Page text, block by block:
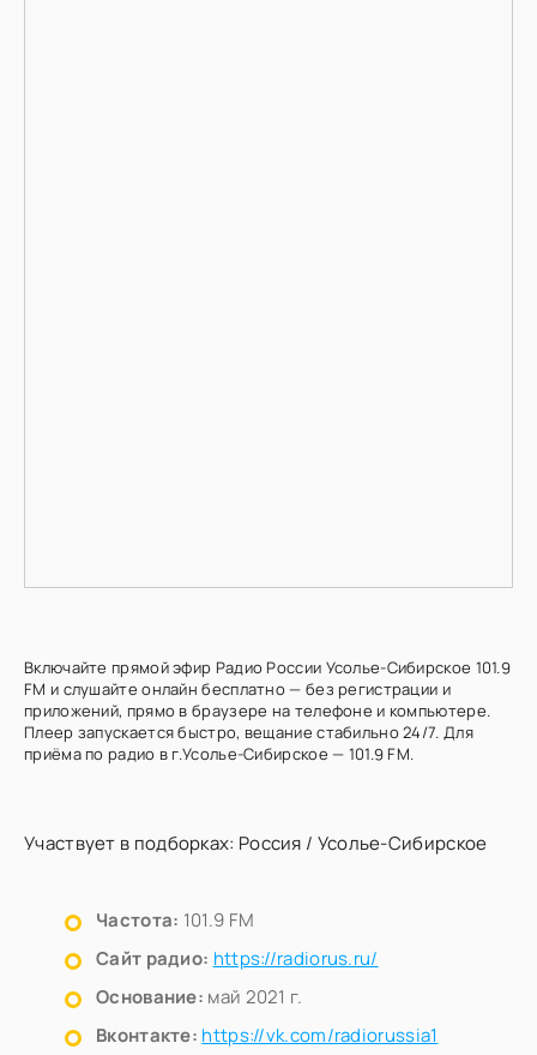
Включайте прямой эфир Радио России Усолье-Сибирское 101.9
FM и слушайте онлайн бесплатно — без регистрации и
приложений, прямо в браузере на телефоне и компьютере.
Плеер запускается быстро, вещание стабильно 24/7. Для
приёма по радио в г.Усолье-Сибирское — 101.9 FM.
Участвует в подборках: Россия / Усолье-Сибирское
Частота: 101.9 FM
Сайт радио: https://radiorus.ru/
Основание: май 2021 г.
Вконтакте: https://vk.com/radiorussia1